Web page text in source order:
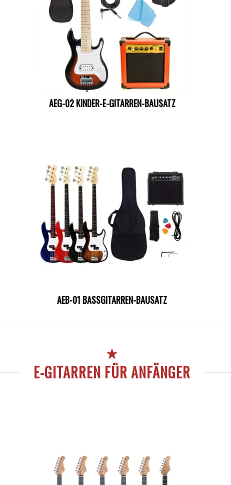
AEG-02 KINDER-E-GITARREN-BAUSATZ
AEB-01 BASSGITARREN-BAUSATZ
E-GITARREN FÜR ANFÄNGER